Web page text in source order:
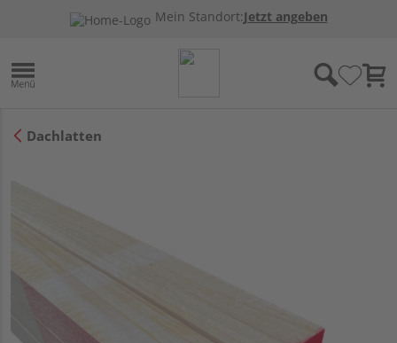
Mein Standort:Jetzt angeben
Dachlatten